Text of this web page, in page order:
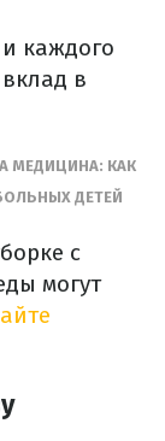
каждого
в
МЕДИЦИНА: КАК
ДЕТЕЙ
с
могут